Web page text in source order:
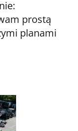
prostą
planami